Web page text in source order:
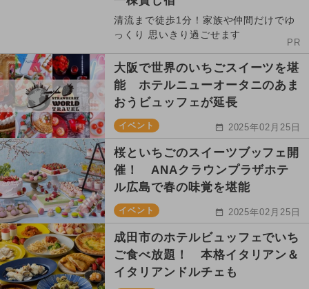
清流まで徒歩1分！家族や仲間だけでゆ
っくり 思いきり過ごせます
PR
大阪で世界のいちごスイーツを堪
能 ホテルニューオータニのあま
おうビュッフェが延長
イベント 2025年02月25日
桜といちごのスイーツブッフェ開
催！ ANAクラウンプラザホテ
ル広島で春の味覚を堪能
イベント 2025年02月25日
成田市のホテルビュッフェでいち
ご食べ放題！ 本格イタリアン＆
イタリアンドルチェも